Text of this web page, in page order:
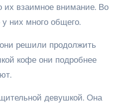
их взаимное внимание. Во
них много общего.
решили продолжить
кофе они подробнее
девушкой. Она